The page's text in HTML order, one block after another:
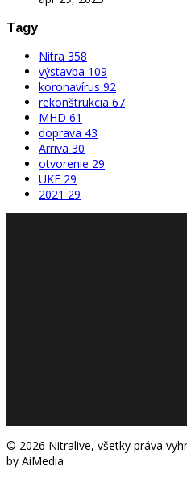
Tagy
Nitra 358
výstavba 109
koronavírus 92
rekonštrukcia 67
MHD 61
doprava 43
Arriva 30
otvorenie 29
UKF 29
2021 29
© 2026 Nitralive, všetky práva
by AiMedia